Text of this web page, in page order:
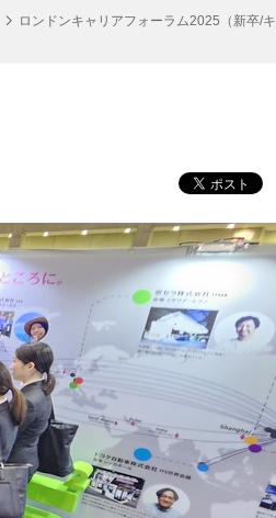
ロンドンキャリアフォーラム2025（新卒/キ